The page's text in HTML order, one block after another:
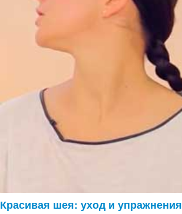
Красивая шея: уход и упражнения